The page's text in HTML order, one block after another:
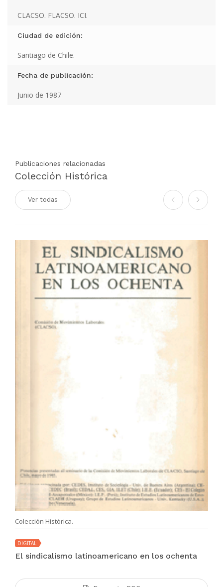
CLACSO. FLACSO. ICI.
Ciudad de edición:
Santiago de Chile.
Fecha de publicación:
Junio de 1987
Publicaciones relacionadas
Colección Histórica
Ver todas
Colección Histórica.
DIGITAL
El sindicalismo latinoamericano en los ochenta